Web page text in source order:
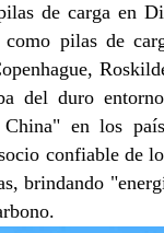
de carga en
como pilas de
del duro
en los
confiable de
brindando